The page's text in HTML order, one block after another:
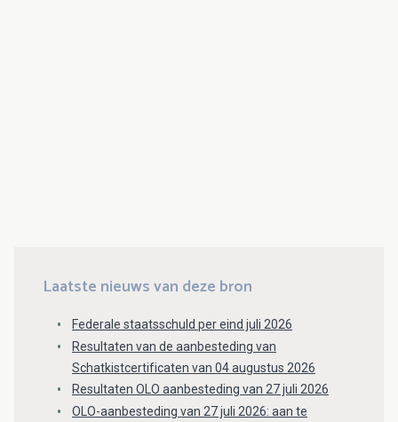
Laatste nieuws van deze bron
Federale staatsschuld per eind juli 2026
Resultaten van de aanbesteding van
Schatkistcertificaten van 04 augustus 2026
Resultaten OLO aanbesteding van 27 juli 2026
OLO-aanbesteding van 27 juli 2026: aan te